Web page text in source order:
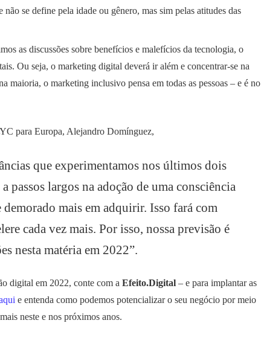
se define pela idade ou gênero, mas sim pelas atitudes das
as discussões sobre benefícios e malefícios da tecnologia, o
Ou seja, o marketing digital deverá ir além e concentrar-se na
maioria, o marketing inclusivo pensa em todas as pessoas – e é no
para Europa, Alejandro Domínguez,
que experimentamos nos últimos dois
passos largos na adoção de uma consciência
mais em adquirir. Isso fará com
cada vez mais. Por isso, nossa previsão é
nesta matéria em 2022”.
digital em 2022, conte com a Efeito.Digital – e para implantar as
e entenda como podemos potencializar o seu negócio por meio
neste e nos próximos anos.